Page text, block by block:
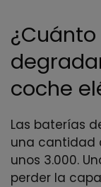
coche
Las baterías
una cantidad
unos 3.000.
perder la